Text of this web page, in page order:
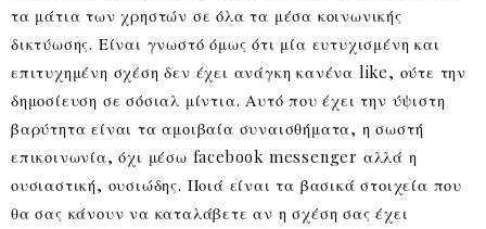
τα μάτια των χρηστών σε όλα τα μέσα κοινωνικής
δικτύωσης. Είναι γνωστό όμως ότι μία ευτυχισμένη και
επιτυχημένη σχέση δεν έχει ανάγκη κανένα like, ούτε την
δημοσίευση σε σόσιαλ μίντια. Αυτό που έχει την ύψιστη
βαρύτητα είναι τα αμοιβαία συναισθήματα, η σωστή
επικοινωνία, όχι μέσω facebook messenger αλλά η
ουσιαστική, ουσιώδης. Ποιά είναι τα βασικά στοιχεία που
θα σας κάνουν να καταλάβετε αν η σχέση σας έχει